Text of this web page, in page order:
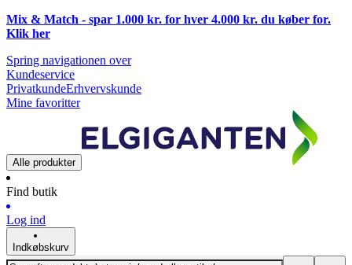
Mix & Match - spar 1.000 kr. for hver 4.000 kr. du køber for.
Klik her
Spring navigationen over
Kundeservice
PrivatkundeErhvervskunde
Mine favoritter
Alle produkter
Find butik
Log ind
Indkøbskurv